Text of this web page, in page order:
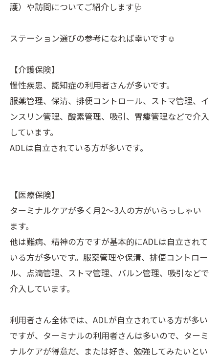
護）や訪問についてご紹介します🩺
ステーション選びの参考になれば幸いです☺️
【介護保険】
慢性疾患、認知症の利用者さんが多いです。
服薬管理、保清、排便コントロール、ストマ管理、イ
ンスリン管理、酸素管理、吸引、胃瘻管理などで介入
しています。
ADLは自立されている方が多いです。
【医療保険】
ターミナルケアが多く月2〜3人の方がいらっしゃい
ます。
他は難病、精神の方ですが基本的にADLは自立されて
いる方が多いです。服薬管理や保清、排便コントロー
ル、点滴管理、ストマ管理、バルン管理、吸引などで
介入しています。
利用者さん全体では、ADLが自立されている方が多い
ですが、ターミナルの利用者さんは多いので、ターミ
ナルケアが得意だ、または好き、勉強してみたいとい